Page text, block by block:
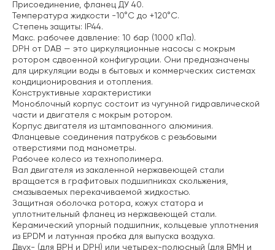
Присоединение, фланец ДУ 40.
Температура жидкости -10°C до +120°C.
Степень защиты: IP44.
Макс. рабочее давление: 10 бар (1000 кПа).
DPH от DAB — это циркуляционные насосы с мокрым
ротором сдвоенной конфигурации. Они предназначены
для циркуляции воды в бытовых и коммерческих системах
кондиционирования и отопления.
Конструктивные характеристики
Моноблочный корпус состоит из чугунной гидравлической
части и двигателя с мокрым ротором.
Корпус двигателя из штампованного алюминия.
Фланцевые соединения патрубков с резьбовыми
отверстиями под манометры.
Рабочее колесо из технополимера.
Вал двигателя из закаленной нержавеющей стали
вращается в графитовых подшипниках скольжения,
смазываемых перекачиваемой жидкостью.
Защитная оболочка ротора, кожух статора и
уплотнительный фланец из нержавеющей стали.
Керамический упорный подшипник, кольцевые уплотнения
из EPDM и латунная пробка для выпуска воздуха.
Двух- (для BРH и DРH) или четырех-полюсный (для BMH и